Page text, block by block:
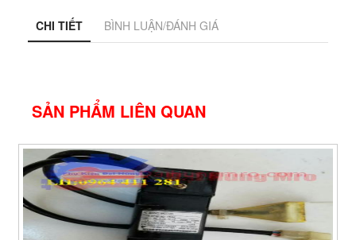
CHI TIẾT BÌNH LUẬN/ĐÁNH GIÁ
SẢN PHẨM LIÊN QUAN